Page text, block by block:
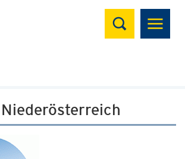
Suchen